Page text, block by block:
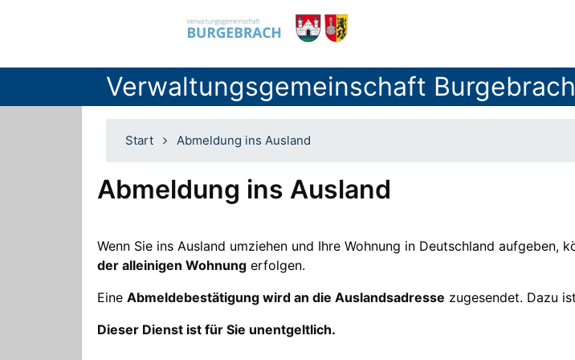
Verwaltungsgemeinschaft Burgebrach
Start Abmeldung ins Ausland